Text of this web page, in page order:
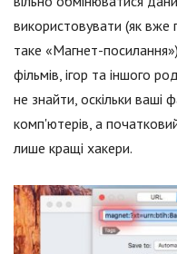
використовувати (як вже
таке «Магнет-
фільмів, ігор та іншого
не знайти, оскільки ваші
комп'ютерів, а
лише кращі хакери.